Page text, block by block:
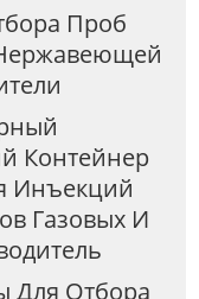
Проб
Контейнер
Инъекций
Газовых И
Для Отбора